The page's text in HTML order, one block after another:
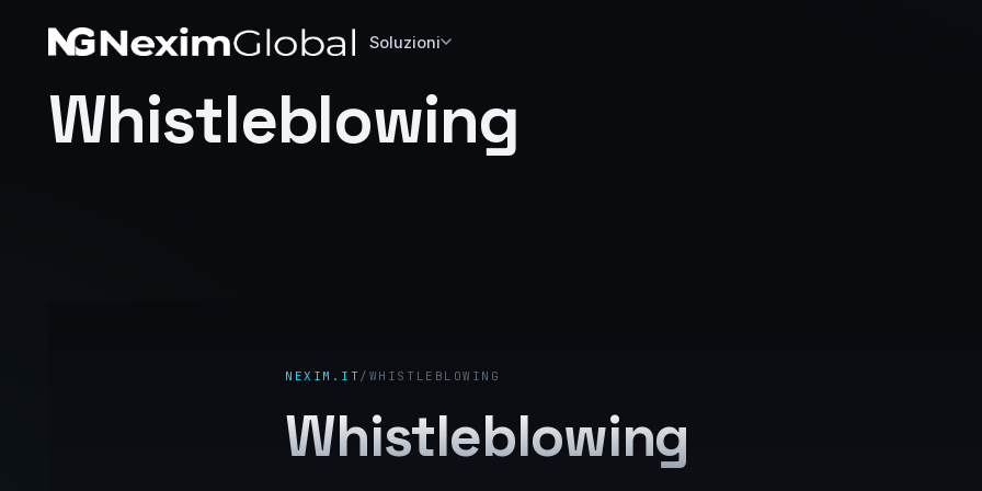
Soluzioni
Whistleblowing
NEXIM.IT/ WHISTLEBLOWING
Whistleblowing